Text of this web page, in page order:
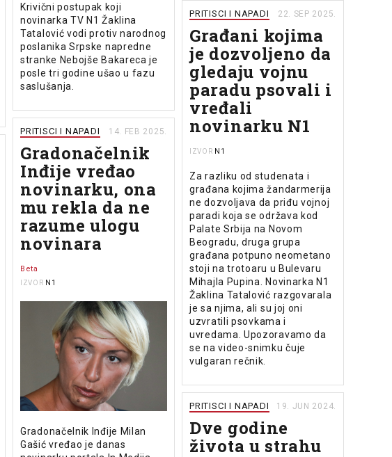
Krivični postupak koji
novinarka TV N1 Žaklina
Tatalović vodi protiv narodnog
poslanika Srpske napredne
stranke Nebojše Bakareca je
posle tri godine ušao u fazu
saslušanja.
PRITISCI I NAPADI 22. SEP 2025.
Građani kojima
je dozvoljeno da
gledaju vojnu
paradu psovali i
vređali
novinarku N1
IZVOR N1
Za razliku od studenata i
građana kojima žandarmerija
ne dozvoljava da priđu vojnoj
paradi koja se održava kod
Palate Srbija na Novom
Beogradu, druga grupa
građana potpuno neometano
stoji na trotoaru u Bulevaru
Mihajla Pupina. Novinarka N1
Žaklina Tatalović razgovarala
je sa njima, ali su joj oni
uzvratili psovkama i
uvredama. Upozoravamo da
se na video-snimku čuje
vulgaran rečnik.
PRITISCI I NAPADI 14. FEB 2025.
Gradonačelnik
Inđije vređao
novinarku, ona
mu rekla da ne
razume ulogu
novinara
Beta
IZVOR N1
Gradonačelnik Inđije Milan
Gašić vređao je danas
PRITISCI I NAPADI 19. JUN 2024.
Dve godine
života u strahu